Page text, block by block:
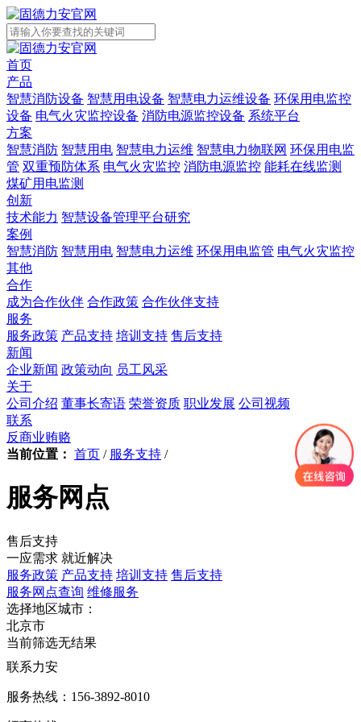
首页
产品
智慧消防设备 智慧用电设备 智慧电力运维设备 环保用电监控
设备 电气火灾监控设备 消防电源监控设备 系统平台
方案
智慧消防 智慧用电 智慧电力运维 智慧电力物联网 环保用电监
管 双重预防体系 电气火灾监控 消防电源监控 能耗在线监测
煤矿用电监测
创新
技术能力 智慧设备管理平台研究
案例
智慧消防 智慧用电 智慧电力运维 环保用电监管 电气火灾监控
其他
合作
成为合作伙伴 合作政策 合作伙伴支持
服务
服务政策 产品支持 培训支持 售后支持
新闻
企业新闻 政策动向 员工风采
关于
公司介绍 董事长寄语 荣誉资质 职业发展 公司视频
联系
反商业贿赂
当前位置： 首页 / 服务支持 /
服务网点
售后支持
一应需求 就近解决
服务政策 产品支持 培训支持 售后支持
服务网点查询 维修服务
选择地区城市：
北京市
当前筛选无结果
联系力安
服务热线：156-3892-8010